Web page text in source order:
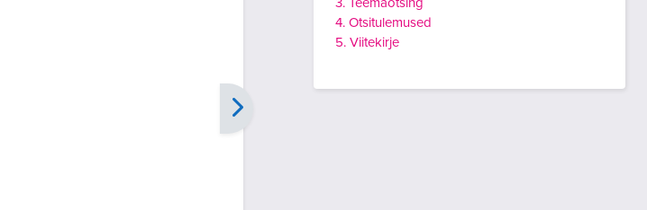
3. Teemaotsing
4. Otsitulemused
5. Viitekirje